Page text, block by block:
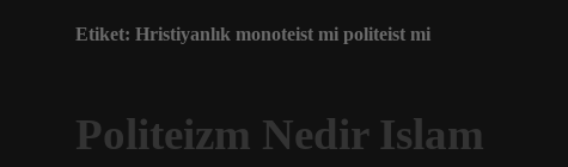
Etiket: Hristiyanlık monoteist mi politeist mi
Politeizm Nedir Islam